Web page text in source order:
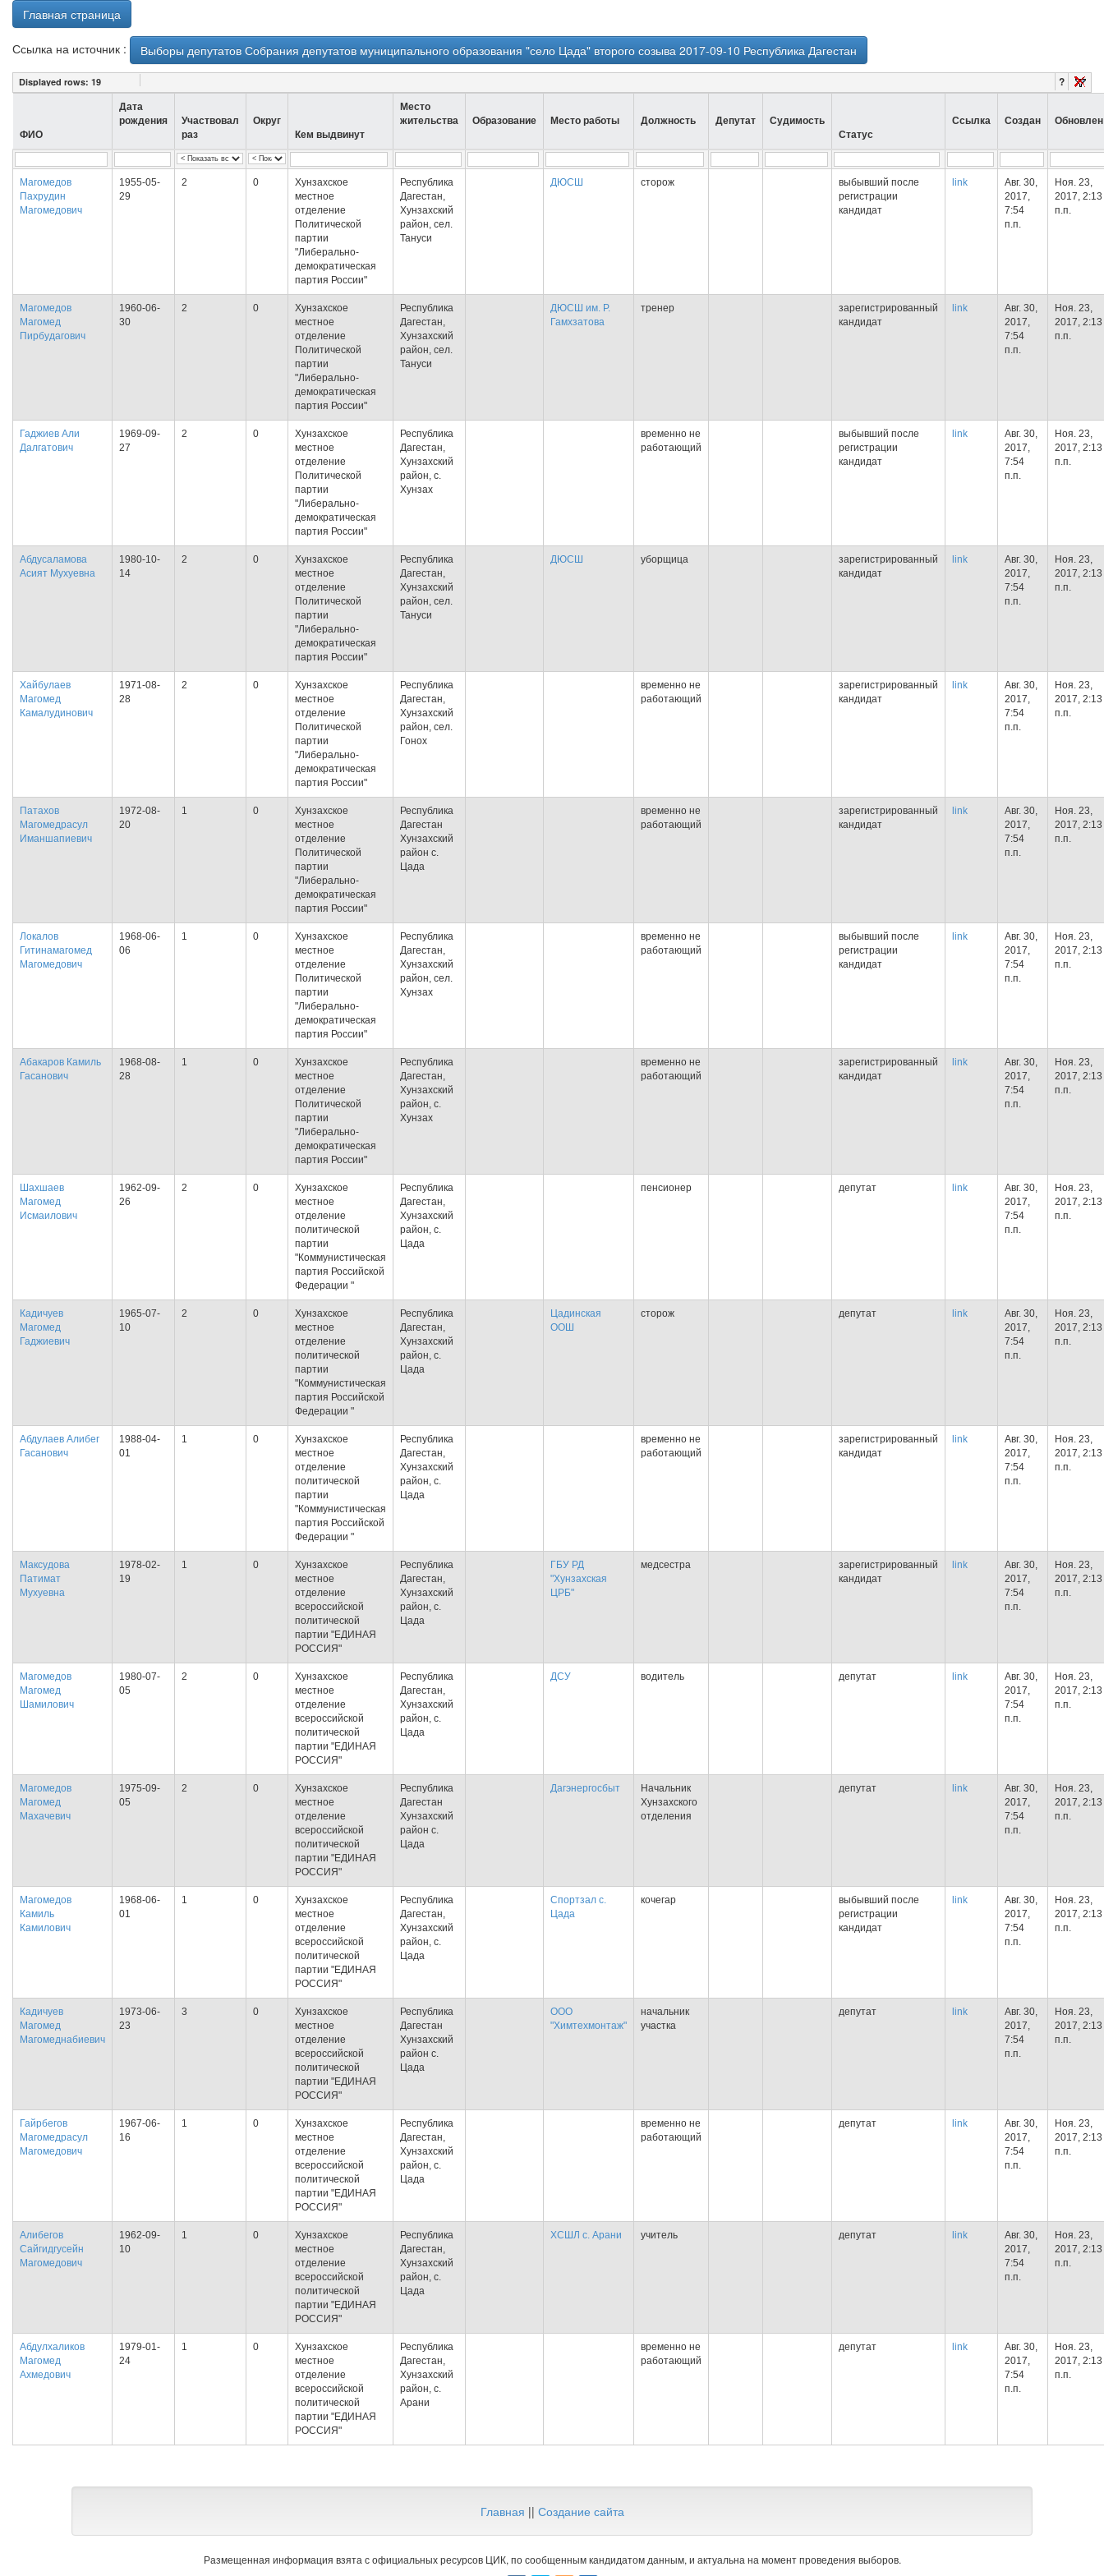
Главная страница
Ссылка на источник : Выборы депутатов Собрания депутатов муниципального образования "село Цада" второго созыва 2017-09-10 Республика Дагестан
Displayed rows: 19 ?
ФИО
Дата
рождения
Участвовал
раз
Округ
Кем выдвинут
Место
жительства
Образование Место работы Должность Депутат
Судимость
Статус
Ссылка Создан Обновлен
Магомедов
Пахрудин
Магомедович
1955-05-
29
2 0
Хунзахское
местное
отделение
Политической
партии
"Либерально-
демократическая
партия России"
Республика
Дагестан,
Хунзахский
район, сел.
Тануси
ДЮСШ сторож
выбывший после
регистрации
кандидат
link
Авг. 30,
2017,
7:54
п.п.
Ноя. 23,
2017, 2:13
п.п.
Магомедов
Магомед
Пирбудагович
1960-06-
30
2 0
Хунзахское
местное
отделение
Политической
партии
"Либерально-
демократическая
партия России"
Республика
Дагестан,
Хунзахский
район, сел.
Тануси
ДЮСШ им. Р.
Гамхзатова
тренер
зарегистрированный
кандидат
link
Авг. 30,
2017,
7:54
п.п.
Ноя. 23,
2017, 2:13
п.п.
Гаджиев Али
Далгатович
1969-09-
27
2 0
Хунзахское
местное
отделение
Политической
партии
"Либерально-
демократическая
партия России"
Республика
Дагестан,
Хунзахский
район, с.
Хунзах
временно не
работающий
выбывший после
регистрации
кандидат
link
Авг. 30,
2017,
7:54
п.п.
Ноя. 23,
2017, 2:13
п.п.
Абдусаламова
Асият Мухуевна
1980-10-
14
2 0
Хунзахское
местное
отделение
Политической
партии
"Либерально-
демократическая
партия России"
Республика
Дагестан,
Хунзахский
район, сел.
Тануси
ДЮСШ уборщица
зарегистрированный
кандидат
link
Авг. 30,
2017,
7:54
п.п.
Ноя. 23,
2017, 2:13
п.п.
Хайбулаев
Магомед
Камалудинович
1971-08-
28
2 0
Хунзахское
местное
отделение
Политической
партии
"Либерально-
демократическая
партия России"
Республика
Дагестан,
Хунзахский
район, сел.
Гонох
временно не
работающий
зарегистрированный
кандидат
link
Авг. 30,
2017,
7:54
п.п.
Ноя. 23,
2017, 2:13
п.п.
Патахов
Магомедрасул
Иманшапиевич
1972-08-
20
1 0
Хунзахское
местное
отделение
Политической
партии
"Либерально-
демократическая
партия России"
Республика
Дагестан
Хунзахский
район с.
Цада
временно не
работающий
зарегистрированный
кандидат
link
Авг. 30,
2017,
7:54
п.п.
Ноя. 23,
2017, 2:13
п.п.
Локалов
Гитинамагомед
Магомедович
1968-06-
06
1 0
Хунзахское
местное
отделение
Политической
партии
"Либерально-
демократическая
партия России"
Республика
Дагестан,
Хунзахский
район, сел.
Хунзах
временно не
работающий
выбывший после
регистрации
кандидат
link
Авг. 30,
2017,
7:54
п.п.
Ноя. 23,
2017, 2:13
п.п.
Абакаров Камиль
Гасанович
1968-08-
28
1 0
Хунзахское
местное
отделение
Политической
партии
"Либерально-
демократическая
партия России"
Республика
Дагестан,
Хунзахский
район, с.
Хунзах
временно не
работающий
зарегистрированный
кандидат
link
Авг. 30,
2017,
7:54
п.п.
Ноя. 23,
2017, 2:13
п.п.
Шахшаев
Магомед
Исмаилович
1962-09-
26
2 0
Хунзахское
местное
отделение
политической
партии
"Коммунистическая
партия Российской
Федерации "
Республика
Дагестан,
Хунзахский
район, с.
Цада
пенсионер депутат link
Авг. 30,
2017,
7:54
п.п.
Ноя. 23,
2017, 2:13
п.п.
Кадичуев
Магомед
Гаджиевич
1965-07-
10
2 0
Хунзахское
местное
отделение
политической
партии
"Коммунистическая
партия Российской
Федерации "
Республика
Дагестан,
Хунзахский
район, с.
Цада
Цадинская
ООШ
сторож депутат link
Авг. 30,
2017,
7:54
п.п.
Ноя. 23,
2017, 2:13
п.п.
Абдулаев Алибег
Гасанович
1988-04-
01
1 0
Хунзахское
местное
отделение
политической
партии
"Коммунистическая
партия Российской
Федерации "
Республика
Дагестан,
Хунзахский
район, с.
Цада
временно не
работающий
зарегистрированный
кандидат
link
Авг. 30,
2017,
7:54
п.п.
Ноя. 23,
2017, 2:13
п.п.
Максудова
Патимат
Мухуевна
1978-02-
19
1 0
Хунзахское
местное
отделение
всероссийской
политической
партии "ЕДИНАЯ
РОССИЯ"
Республика
Дагестан,
Хунзахский
район, с.
Цада
ГБУ РД
"Хунзахская
ЦРБ"
медсестра
зарегистрированный
кандидат
link
Авг. 30,
2017,
7:54
п.п.
Ноя. 23,
2017, 2:13
п.п.
Магомедов
Магомед
Шамилович
1980-07-
05
2 0
Хунзахское
местное
отделение
всероссийской
политической
партии "ЕДИНАЯ
РОССИЯ"
Республика
Дагестан,
Хунзахский
район, с.
Цада
ДСУ водитель депутат link
Авг. 30,
2017,
7:54
п.п.
Ноя. 23,
2017, 2:13
п.п.
Магомедов
Магомед
Махачевич
1975-09-
05
2 0
Хунзахское
местное
отделение
всероссийской
политической
партии "ЕДИНАЯ
РОССИЯ"
Республика
Дагестан
Хунзахский
район с.
Цада
Дагэнергосбыт
Начальник
Хунзахского
отделения
депутат link
Авг. 30,
2017,
7:54
п.п.
Ноя. 23,
2017, 2:13
п.п.
Магомедов
Камиль
Камилович
1968-06-
01
1 0
Хунзахское
местное
отделение
всероссийской
политической
партии "ЕДИНАЯ
РОССИЯ"
Республика
Дагестан,
Хунзахский
район, с.
Цада
Спортзал с.
Цада
кочегар
выбывший после
регистрации
кандидат
link
Авг. 30,
2017,
7:54
п.п.
Ноя. 23,
2017, 2:13
п.п.
Кадичуев
Магомед
Магомеднабиевич
1973-06-
23
3 0
Хунзахское
местное
отделение
всероссийской
политической
партии "ЕДИНАЯ
РОССИЯ"
Республика
Дагестан
Хунзахский
район с.
Цада
ООО
"Химтехмонтаж"
начальник
участка
депутат link
Авг. 30,
2017,
7:54
п.п.
Ноя. 23,
2017, 2:13
п.п.
Гайрбегов
Магомедрасул
Магомедович
1967-06-
16
1 0
Хунзахское
местное
отделение
всероссийской
политической
партии "ЕДИНАЯ
РОССИЯ"
Республика
Дагестан,
Хунзахский
район, с.
Цада
временно не
работающий
депутат link
Авг. 30,
2017,
7:54
п.п.
Ноя. 23,
2017, 2:13
п.п.
Алибегов
Сайгидгусейн
Магомедович
1962-09-
10
1 0
Хунзахское
местное
отделение
всероссийской
политической
партии "ЕДИНАЯ
РОССИЯ"
Республика
Дагестан,
Хунзахский
район, с.
Цада
ХСШЛ с. Арани учитель депутат link
Авг. 30,
2017,
7:54
п.п.
Ноя. 23,
2017, 2:13
п.п.
Абдулхаликов
Магомед
Ахмедович
1979-01-
24
1 0
Хунзахское
местное
отделение
всероссийской
политической
партии "ЕДИНАЯ
РОССИЯ"
Республика
Дагестан,
Хунзахский
район, с.
Арани
временно не
работающий
депутат link
Авг. 30,
2017,
7:54
п.п.
Ноя. 23,
2017, 2:13
п.п.
Главная || Создание сайта
Размещенная информация взята с официальных ресурсов ЦИК, по сообщенным кандидатом данным, и актуальна на момент проведения выборов.